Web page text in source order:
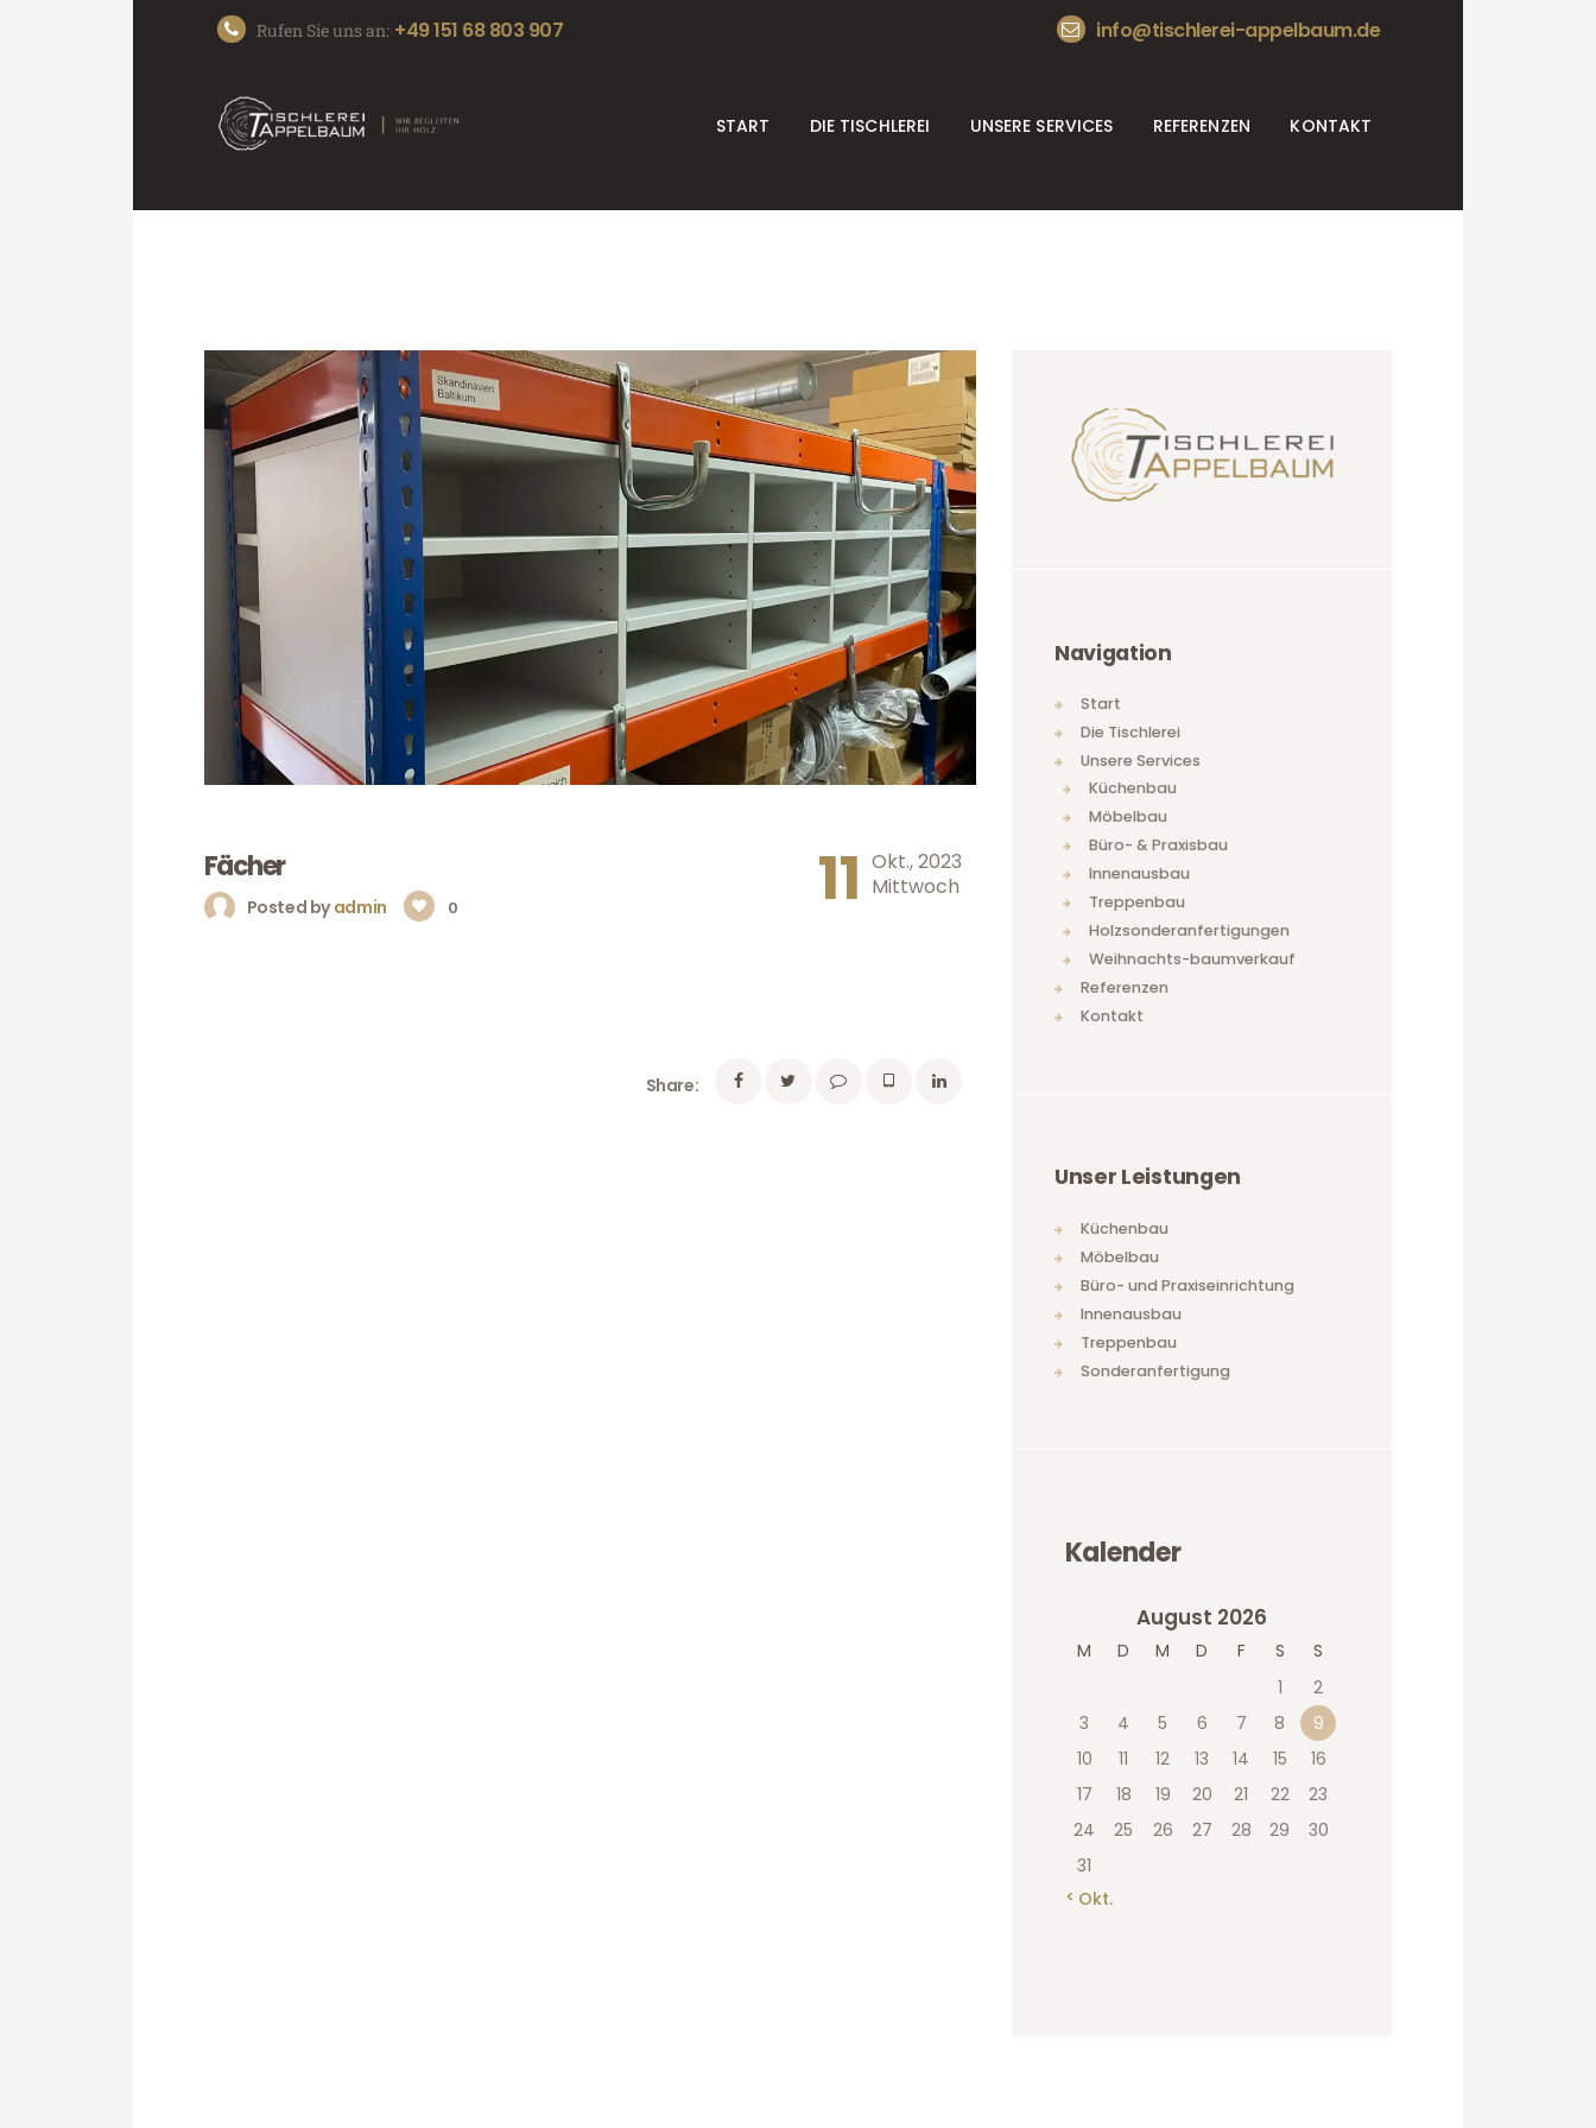
Rufen Sie uns an: +49 151 68 803 907 info@tischlerei-appelbaum.de
START DIE TISCHLEREI UNSERE SERVICES REFERENZEN KONTAKT
REFERENZEN
11 Okt., 2023
Mittwoch
Fächer
Posted byadmin 0
Share:
Navigation
Start
Die Tischlerei
Unsere Services
Küchenbau
Möbelbau
Büro- & Praxisbau
Innenausbau
Treppenbau
Holzsonderanfertigungen
Weihnachts-baumverkauf
Referenzen
Kontakt
Unser Leistungen
Küchenbau
Möbelbau
Büro- und Praxiseinrichtung
Innenausbau
Treppenbau
Sonderanfertigung
Kalender
August 2026
M D M D F S
S
1
2
3
4 5 6 7 8
9
10
11 12 13 14 15
16
17
18 19 20 21 22
23
24
25 26 27 28 29
30
31
« Okt.